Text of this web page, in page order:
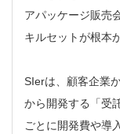
アパッケージ販売
キルセットが根本
SIerは、顧客企業
から開発する「受
ごとに開発費や導